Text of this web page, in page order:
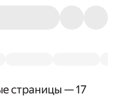
страницы — 17